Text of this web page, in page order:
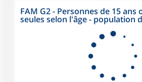
FAM G2 - Personnes de 15 ans
seules selon l'âge - population